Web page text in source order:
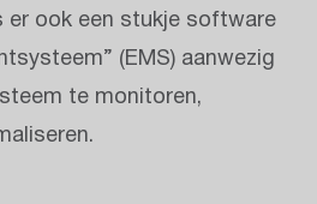
er ook een stukje software
(EMS) aanwezig
te monitoren,